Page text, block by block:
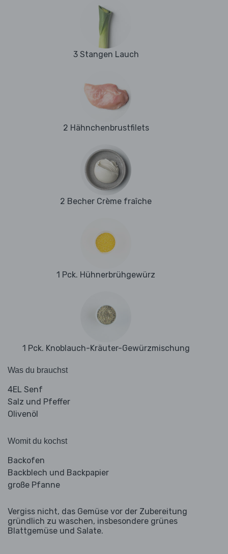
3 Stangen Lauch
2 Hähnchenbrustfilets
2 Becher Crème fraîche
1 Pck. Hühnerbrühgewürz
1 Pck. Knoblauch-Kräuter-Gewürzmischung
Was du brauchst
4EL Senf
Salz und Pfeffer
Olivenöl
Womit du kochst
Backofen
Backblech und Backpapier
große Pfanne
Vergiss nicht, das Gemüse vor der Zubereitung
gründlich zu waschen, insbesondere grünes
Blattgemüse und Salate.